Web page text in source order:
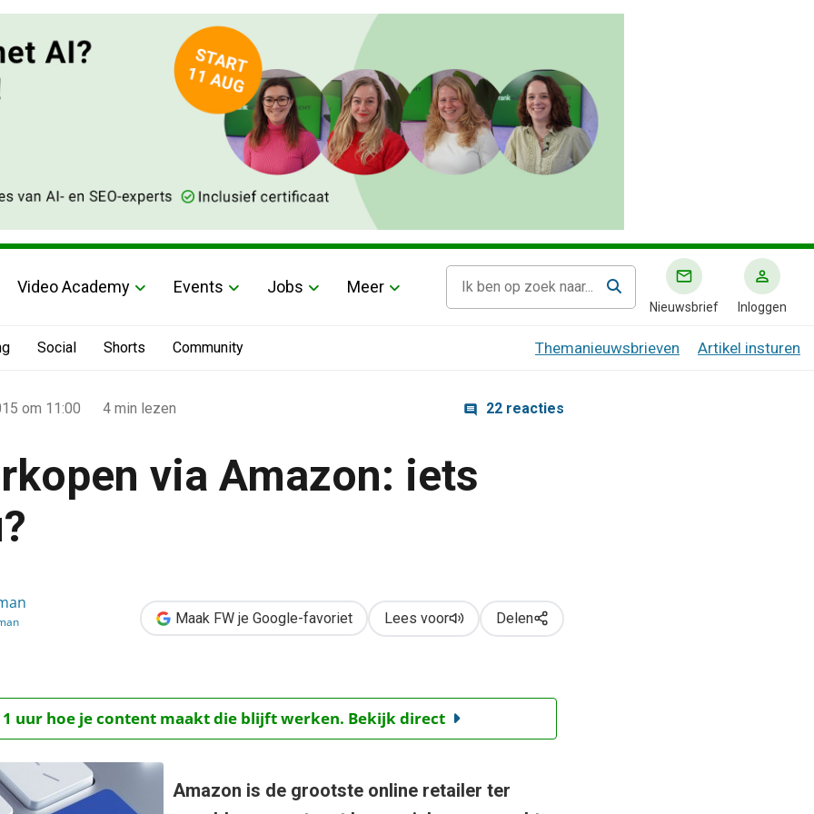
Video Academy Events Jobs Meer
Nieuwsbrief Inloggen
Social Shorts Community Themanieuwsbrieven Artikel insturen
om 11:00 4 min lezen 22 reacties
via Amazon: iets
Maak FW je Google-favoriet Lees voor Delen
1 uur hoe je content maakt die blijft werken. Bekijk direct
Amazon is de grootste online retailer ter